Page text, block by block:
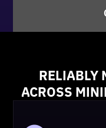
RELIABLY
ACROSS